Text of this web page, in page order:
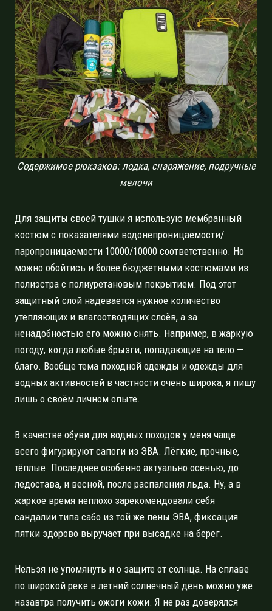
Содержимое рюкзаков: лодка, снаряжение, подручные
мелочи
Для защиты своей тушки я использую мембранный
костюм с показателями водонепроницаемости/
паропроницаемости 10000/10000 соответственно. Но
можно обойтись и более бюджетными костюмами из
полиэстра с полиуретановым покрытием. Под этот
защитный слой надевается нужное количество
утепляющих и влагоотводящих слоёв, а за
ненадобностью его можно снять. Например, в жаркую
погоду, когда любые брызги, попадающие на тело —
благо. Вообще тема походной одежды и одежды для
водных активностей в частности очень широка, я пишу
лишь о своём личном опыте.
В качестве обуви для водных походов у меня чаще
всего фигурируют сапоги из ЭВА. Лёгкие, прочные,
тёплые. Последнее особенно актуально осенью, до
ледостава, и весной, после распаления льда. Ну, а в
жаркое время неплохо зарекомендовали себя
сандалии типа сабо из той же пены ЭВА, фиксация
пятки здорово выручает при высадке на берег.
Нельзя не упомянуть и о защите от солнца. На сплаве
по широкой реке в летний солнечный день можно уже
назавтра получить ожоги кожи. Я не раз доверялся